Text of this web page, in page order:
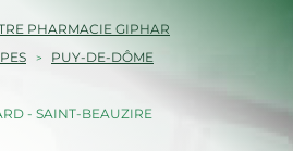
PHARMACIE GIPHAR
PUY-DE-DÔME
- SAINT-BEAUZIRE